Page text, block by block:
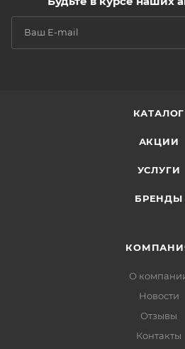
КАТАЛОГ
АКЦИИ
УСЛУГИ
БРЕНДЫ
О
Новости
Отзывы
Контакты